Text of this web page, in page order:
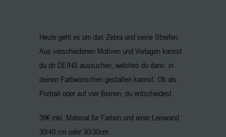
Heute geht es um das Zebra und seine Streifen.
Aus verschiedenen Motiven und Vorlagen kannst
du dir DEINS aussuchen, welches du dann in
deinen Farbwünschen gestalten kannst. Ob als
Portrait oder auf vier Beinen, du entscheidest.
39€ inkl. Material für Farben und einer Leinwand
30/40 cm oder 30/30cm